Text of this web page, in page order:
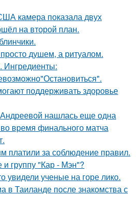
камера показала двух
на второй план.
душем, а ритуалом.
Ингредиенты:
поддерживать здоровье
нашлась еще одна
время финального матча
платили за соблюдение правил.
группу "Кар - Мэн"?
увидели ученые на горе лико.
в Таиланде после знакомства с